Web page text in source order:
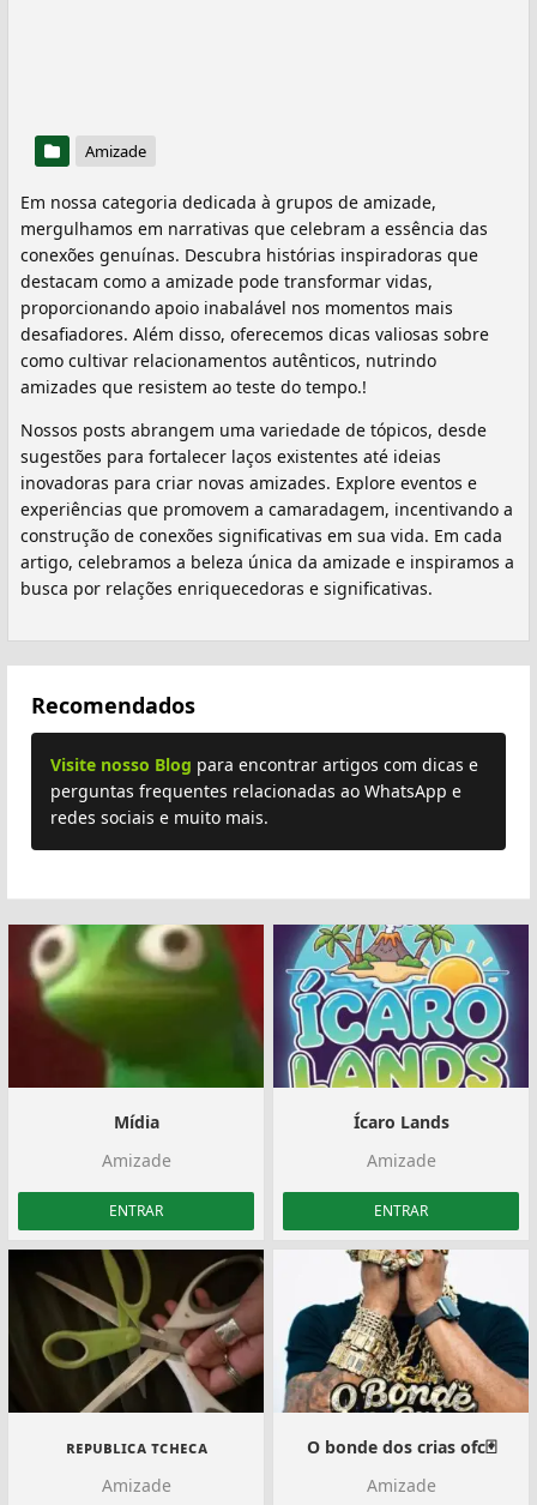
Amizade
Em nossa categoria dedicada à grupos de amizade,
mergulhamos em narrativas que celebram a essência das
conexões genuínas. Descubra histórias inspiradoras que
destacam como a amizade pode transformar vidas,
proporcionando apoio inabalável nos momentos mais
desafiadores. Além disso, oferecemos dicas valiosas sobre
como cultivar relacionamentos autênticos, nutrindo
amizades que resistem ao teste do tempo.!
Nossos posts abrangem uma variedade de tópicos, desde
sugestões para fortalecer laços existentes até ideias
inovadoras para criar novas amizades. Explore eventos e
experiências que promovem a camaradagem, incentivando a
construção de conexões significativas em sua vida. Em cada
artigo, celebramos a beleza única da amizade e inspiramos a
busca por relações enriquecedoras e significativas.
Recomendados
Visite nosso Blog para encontrar artigos com dicas e
perguntas frequentes relacionadas ao WhatsApp e
redes sociais e muito mais.
Mídia
Amizade
ENTRAR
Ícaro Lands
Amizade
ENTRAR
ʀᴇᴘᴜʙʟɪᴄᴀ ᴛᴄʜᴇᴄᴀ
Amizade
O bonde dos crias ofc🃏
Amizade